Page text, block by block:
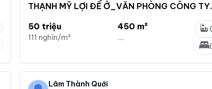
THẠNH MỸ LỢI ĐỂ Ở_VĂN PHÒNG CÔNG TY
50 triệu
111 nghìn/m²
450 m²
...
Lâm Thành Quới